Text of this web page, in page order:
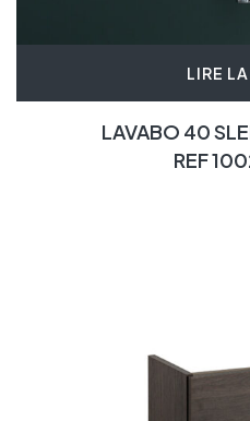
LIRE
LAVABO 40
REF